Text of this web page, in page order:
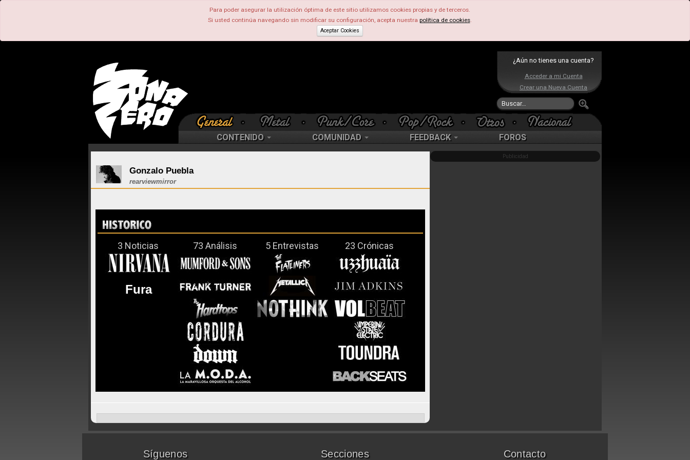
Para poder asegurar la utilización óptima de este sitio utilizamos cookies propias y de terceros.
Si usted continúa navegando sin modificar su configuración, acepta nuestra política de cookies.
Aceptar Cookies
¿Aún no tienes una cuenta?
Acceder a mi Cuenta
Crear una Nueva Cuenta
CONTENIDO COMUNIDAD FEEDBACK FOROS
Gonzalo Puebla
rearviewmirror
3 Noticias
Fura
73 Análisis 5 Entrevistas 23 Crónicas
Publicidad
Síguenos Secciones Contacto